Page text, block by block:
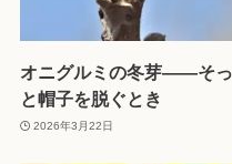
オニグルミの冬芽——そっ
と帽子を脱ぐとき
2026年3月22日